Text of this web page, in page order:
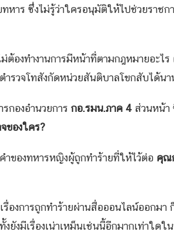
หาร ซึ่งไม่รู้ว่าใครอนุมัติให้ไปช่วยราชก
ต้องทำงานการมีหน้าที่ตามกฎหมายอะไ
รวจโทสังกัดหน่วยสันติบาลโขกสับได้น
กองอำนวยการ กอ.รมน.ภาค 4 ส่วนหน้า
ของใคร?
ำของทหารหญิงผู้ถูกทำร้ายที่ให้ไว้ต่อ คุณ
องการถูกทำร้ายผ่านสื่อออนไลน์ออกมา
งมีเรื่องเน่าเหม็นเช่นนี้อีกมากเท่าใดใ